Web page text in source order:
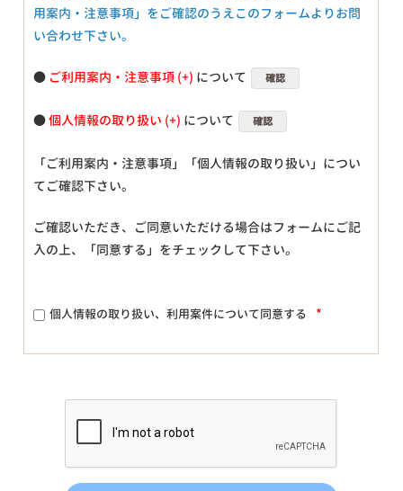
用案内・注意事項」をご確認のうえこのフォームよりお問
い合わせ下さい。
● ご利用案内・注意事項 について 確認
●個人情報の取り扱い について 確認
「ご利用案内・注意事項」「個人情報の取り扱い」につい
てご確認下さい。
ご確認いただき、ご同意いただける場合はフォームにご記
入の上、「同意する」をチェックして下さい。
個人情報の取り扱い、利用案件について同意する *